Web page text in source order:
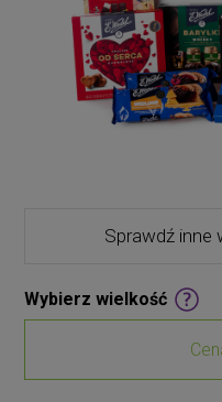
Sprawdź inne
Wybierz wielkość